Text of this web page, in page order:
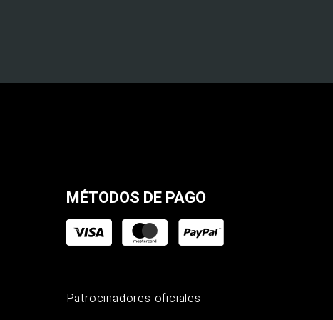
MÉTODOS DE PAGO
Patrocinadores oficiales